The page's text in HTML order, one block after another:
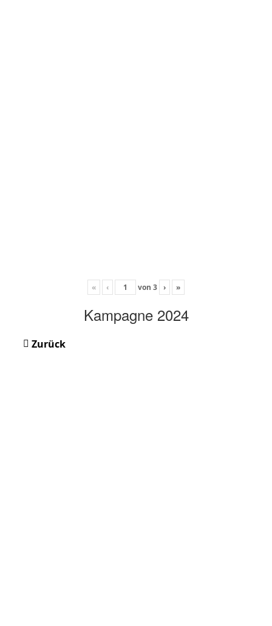
« ‹ von 3 › »
Kampagne 2024
Zurück